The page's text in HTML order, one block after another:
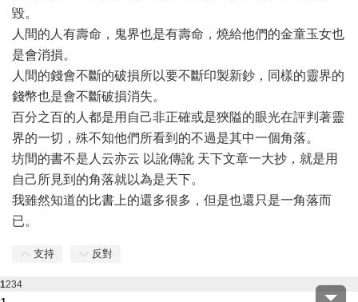
毀。
人間的人有壽命，鬼界也是有壽命，燒給他們的金童玉女也
是會消損。
人間的錢會不斷的破損所以要不斷印製新鈔，同樣的靈界的
錢幣也是會不斷破損消失。
百分之百的人都是用自己非正確或是狹隘的眼光在評判著靈
界的一切，殊不知他們所看到的不過是其中一個角落。
坊間的書不是人云亦云 以訛傳訛 天下文章一大抄，就是用
自己所見到的角落就以為是天下。
我雖然知道的比書上的還多很多，但是也還只是一角落而
已。
支持 反對
1234